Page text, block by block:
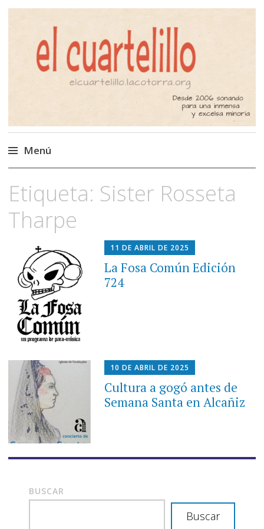
El Cuartelillo
Programa de radio de música
independiente. Podcast
Menú
al
contenido
Etiqueta: Sister Rosseta
Tharpe
11 DE ABRIL DE 2025
La Fosa Común Edición
724
10 DE ABRIL DE 2025
Cultura a gogó antes de
Semana Santa en Alcañiz
BUSCAR
Buscar